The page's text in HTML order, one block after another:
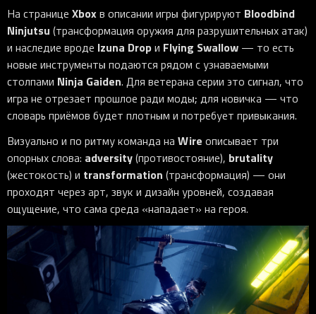
На странице Xboxв описании игры фигурируют Bloodbind
Ninjutsu (трансформация оружия для разрушительных атак)
и наследие вроде Izuna Dropи Flying Swallow — то есть
новые инструменты подаются рядом с узнаваемыми
столпами Ninja Gaiden. Для ветерана серии это сигнал, что
игра не отрезает прошлое ради моды; для новичка — что
словарь приёмов будет плотным и потребует привыкания.
Визуально и по ритму команда на Wire описывает три
опорных слова: adversity(противостояние), brutality
(жестокость) и transformation (трансформация) — они
проходят через арт, звук и дизайн уровней, создавая
ощущение, что сама среда «нападает» на героя.